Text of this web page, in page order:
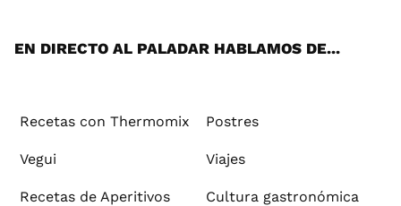
EN DIRECTO AL PALADAR HABLAMOS DE...
Recetas con Thermomix Postres
Vegui Viajes
Recetas de Aperitivos Cultura gastronómica